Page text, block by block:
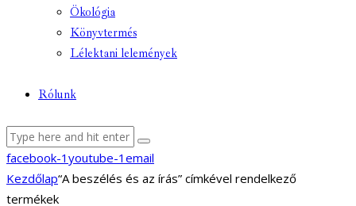
Ökológia
Könyvtermés
Lélektani lelemények
Rólunk
facebook-1 youtube-1 email
Kezdőlap“A beszélés és az írás” címkével rendelkező
termékek